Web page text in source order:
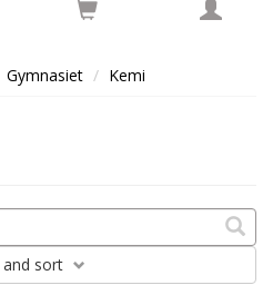
Gymnasiet Kemi
and sort